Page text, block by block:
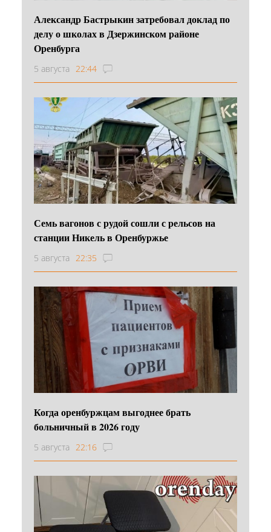
Александр Бастрыкин затребовал доклад по
делу о школах в Дзержинском районе
Оренбурга
5 августа 22:44
Семь вагонов с рудой сошли с рельсов на
станции Никель в Оренбуржье
5 августа 22:35
Когда оренбуржцам выгоднее брать
больничный в 2026 году
5 августа 22:16